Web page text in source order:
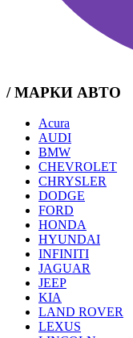
/ МАРКИ АВТО
Acura
AUDI
BMW
CHEVROLET
CHRYSLER
DODGE
FORD
HONDA
HYUNDAI
INFINITI
JAGUAR
JEEP
KIA
LAND ROVER
LEXUS